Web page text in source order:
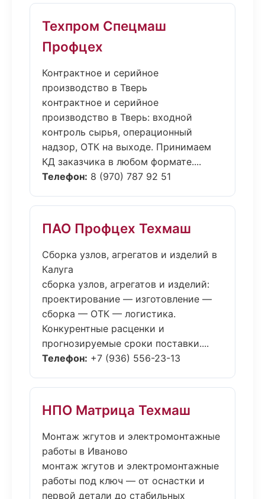
Техпром Спецмаш
Профцех
Контрактное и серийное
производство в Тверь
контрактное и серийное
производство в Тверь: входной
контроль сырья, операционный
надзор, ОТК на выходе. Принимаем
КД заказчика в любом формате....
Телефон: 8 (970) 787 92 51
ПАО Профцех Техмаш
Сборка узлов, агрегатов и изделий в
Калуга
сборка узлов, агрегатов и изделий:
проектирование — изготовление —
сборка — ОТК — логистика.
Конкурентные расценки и
прогнозируемые сроки поставки....
Телефон: +7 (936) 556-23-13
НПО Матрица Техмаш
Монтаж жгутов и электромонтажные
работы в Иваново
монтаж жгутов и электромонтажные
работы под ключ — от оснастки и
первой детали до стабильных